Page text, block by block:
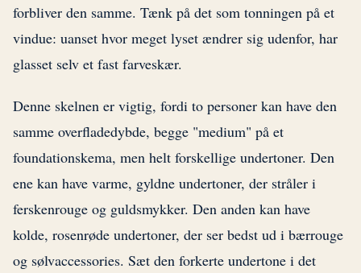
forbliver den samme. Tænk på det som tonningen på et
vindue: uanset hvor meget lyset ændrer sig udenfor, har
glasset selv et fast farveskær.
Denne skelnen er vigtig, fordi to personer kan have den
samme overfladedybde, begge "medium" på et
foundationskema, men helt forskellige undertoner. Den
ene kan have varme, gyldne undertoner, der stråler i
ferskenrouge og guldsmykker. Den anden kan have
kolde, rosenrøde undertoner, der ser bedst ud i bærrouge
og sølvaccessories. Sæt den forkerte undertone i det